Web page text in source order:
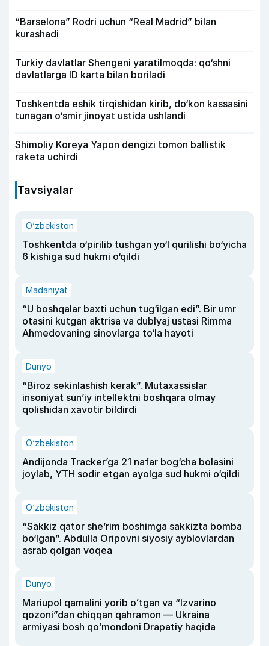
“Barselona” Rodri uchun “Real Madrid” bilan
kurashadi
Turkiy davlatlar Shengeni yaratilmoqda: qo‘shni
davlatlarga ID karta bilan boriladi
Toshkentda eshik tirqishidan kirib, do‘kon kassasini
tunagan o‘smir jinoyat ustida ushlandi
Shimoliy Koreya Yapon dengizi tomon ballistik
raketa uchirdi
Tavsiyalar
O‘zbekiston
Toshkentda o‘pirilib tushgan yo‘l qurilishi bo‘yicha
6 kishiga sud hukmi o‘qildi
Madaniyat
“U boshqalar baxti uchun tug‘ilgan edi”. Bir umr
otasini kutgan aktrisa va dublyaj ustasi Rimma
Ahmedovaning sinovlarga to‘la hayoti
Dunyo
“Biroz sekinlashish kerak”. Mutaxassislar
insoniyat sun’iy intellektni boshqara olmay
qolishidan xavotir bildirdi
O‘zbekiston
Andijonda Tracker’ga 21 nafar bog‘cha bolasini
joylab, YTH sodir etgan ayolga sud hukmi o‘qildi
O‘zbekiston
“Sakkiz qator she’rim boshimga sakkizta bomba
bo‘lgan”. Abdulla Oripovni siyosiy ayblovlardan
asrab qolgan voqea
Dunyo
Mariupol qamalini yorib oʻtgan va “Izvarino
qozoni”dan chiqqan qahramon — Ukraina
armiyasi bosh qoʻmondoni Drapatiy haqida